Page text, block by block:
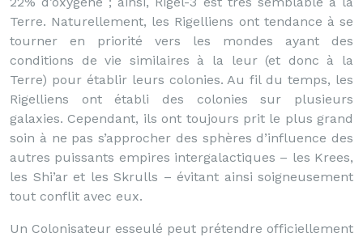
Terre. Naturellement, les Rigelliens ont tendance à se
tourner en priorité vers les mondes ayant des
conditions de vie similaires à la leur (et donc à la
Terre) pour établir leurs colonies. Au fil du temps, les
Rigelliens ont établi des colonies sur plusieurs
galaxies. Cependant, ils ont toujours prit le plus grand
soin à ne pas s’approcher des sphères d’influence des
autres puissants empires intergalactiques – les Krees,
les Shi’ar et les Skrulls – évitant ainsi soigneusement
tout conflit avec eux.
Un Colonisateur esseulé peut prétendre officiellement